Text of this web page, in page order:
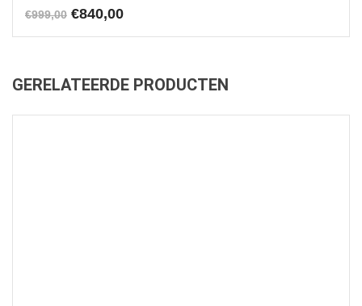
€999,00 Oorspronkelijke
€840,00Huidige
GERELATEERDE PRODUCTEN